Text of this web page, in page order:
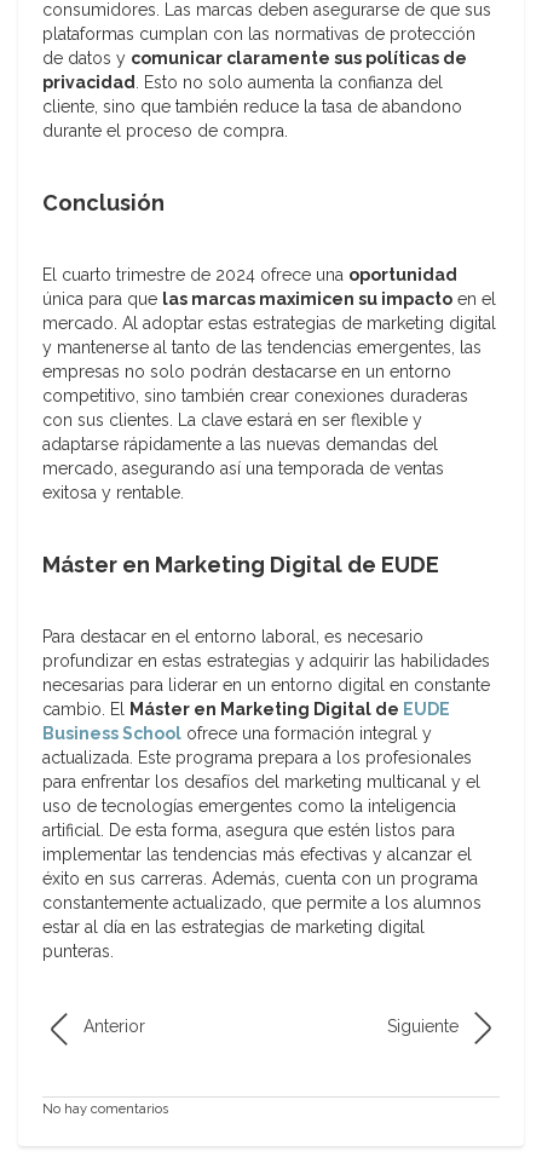
consumidores. Las marcas deben asegurarse de que sus
plataformas cumplan con las normativas de protección
de datos y comunicar claramente sus políticas de
privacidad. Esto no solo aumenta la confianza del
cliente, sino que también reduce la tasa de abandono
durante el proceso de compra.
Conclusión
El cuarto trimestre de 2024 ofrece una oportunidad
única para que las marcas maximicen su impacto en el
mercado. Al adoptar estas estrategias de marketing digital
y mantenerse al tanto de las tendencias emergentes, las
empresas no solo podrán destacarse en un entorno
competitivo, sino también crear conexiones duraderas
con sus clientes. La clave estará en ser flexible y
adaptarse rápidamente a las nuevas demandas del
mercado, asegurando así una temporada de ventas
exitosa y rentable.
Máster en Marketing Digital de EUDE
Para destacar en el entorno laboral, es necesario
profundizar en estas estrategias y adquirir las habilidades
necesarias para liderar en un entorno digital en constante
cambio. El Máster en Marketing Digital de EUDE
Business School ofrece una formación integral y
actualizada. Este programa prepara a los profesionales
para enfrentar los desafíos del marketing multicanal y el
uso de tecnologías emergentes como la inteligencia
artificial. De esta forma, asegura que estén listos para
implementar las tendencias más efectivas y alcanzar el
éxito en sus carreras. Además, cuenta con un programa
constantemente actualizado, que permite a los alumnos
estar al día en las estrategias de marketing digital
punteras.
Anterior Siguiente
No hay comentarios